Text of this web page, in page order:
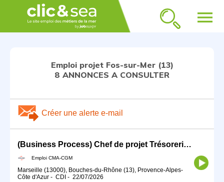
menu
Emploi projet Fos-sur-Mer (13)
8 ANNONCES A CONSULTER
Créer une alerte e-mail
(Business Process) Chef de projet Trésorerie (H/F)
Emploi CMA-CGM
Marseille (13000), Bouches-du-Rhône (13), Provence-Alpes-
Côte d'Azur - CDI - 22/07/2026